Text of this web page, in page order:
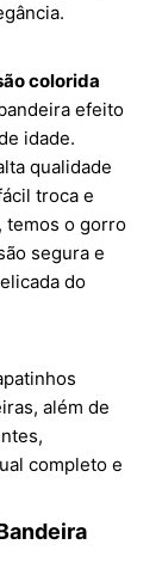
colorida
efeito
idade.
qualidade
troca e
temos o gorro
segura e
do
além de
completo e